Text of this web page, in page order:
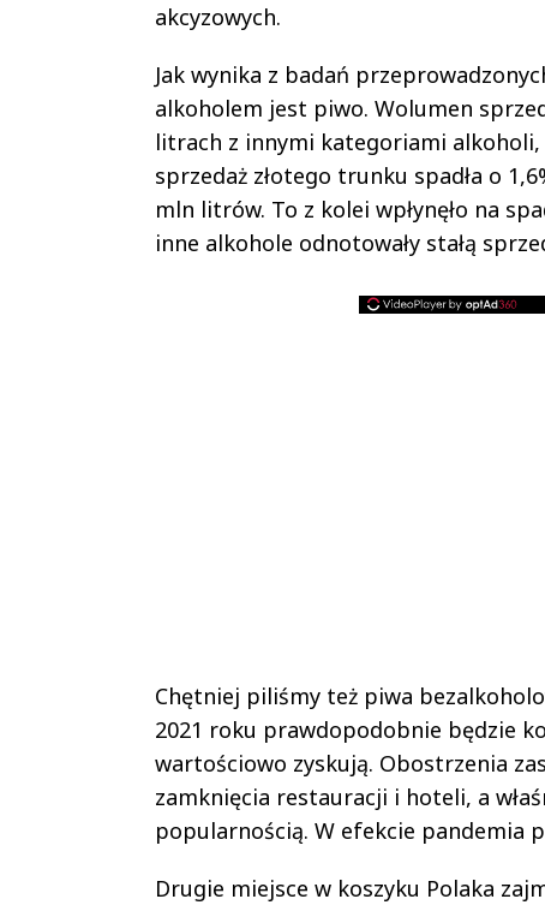
akcyzowych.
Jak wynika z badań
alkoholem jest piwo. Wolumen
litrach z innymi kategoriami alkoholi,
sprzedaż złotego trunku spadła o
mln litrów. To z kolei wpłynęło na
inne alkohole odnotowały stałą
Chętniej piliśmy też piwa
2021 roku prawdopodobnie będzie
wartościowo zyskują. Obostrzenia
zamknięcia restauracji i hoteli, a
popularnością. W efekcie pandemia
Drugie miejsce w koszyku Polaka